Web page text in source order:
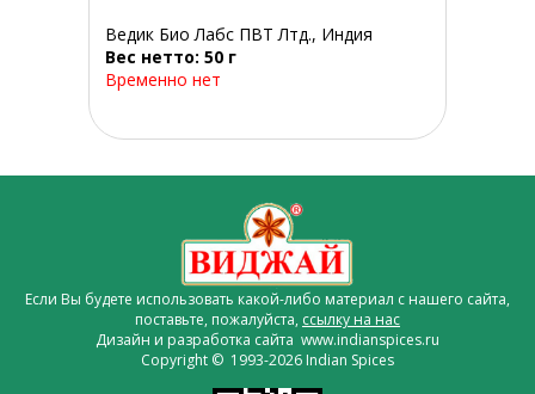
Ведик Био Лабс ПВТ Лтд., Индия
Вес нетто: 50 г
Временно нет
Если Вы будете использовать какой-либо материал с нашего сайта,
поставьте, пожалуйста, ссылку на нас
Дизайн и разработка сайта www.indianspices.ru
Copyright © 1993-2026 Indian Spices